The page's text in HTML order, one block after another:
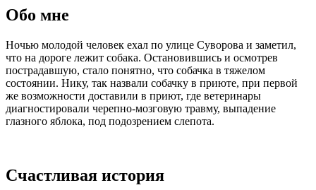
Обо мне
Ночью молодой человек ехал по улице Суворова и заметил,
что на дороге лежит собака. Остановившись и осмотрев
пострадавшую, стало понятно, что собачка в тяжелом
состоянии. Нику, так назвали собачку в приюте, при первой
же возможности доставили в приют, где ветеринары
диагностировали черепно-мозговую травму, выпадение
глазного яблока, под подозрением слепота.
Счастливая история